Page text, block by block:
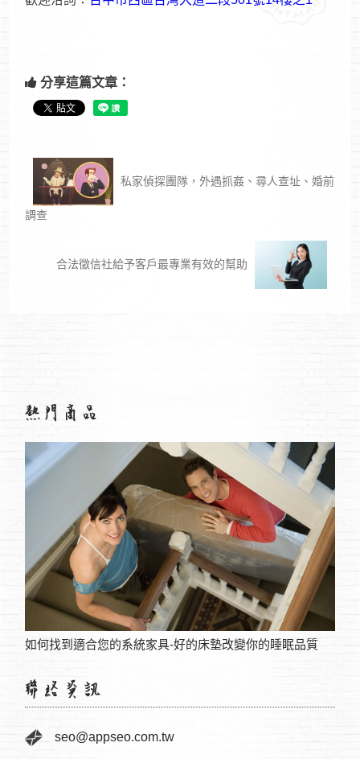
分享這篇文章：
私家偵探團隊，外遇抓姦、尋人查址、婚前
調查
合法徵信社給予客戶最專業有效的幫助
如何找到適合您的系統家具-好的床墊改變你的睡眠品質
seo@appseo.com.tw